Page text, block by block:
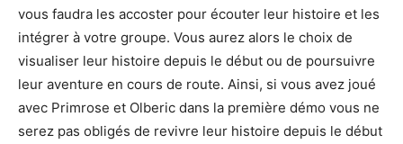
vous faudra les accoster pour écouter leur histoire et les
intégrer à votre groupe. Vous aurez alors le choix de
visualiser leur histoire depuis le début ou de poursuivre
leur aventure en cours de route. Ainsi, si vous avez joué
avec Primrose et Olberic dans la première démo vous ne
serez pas obligés de revivre leur histoire depuis le début